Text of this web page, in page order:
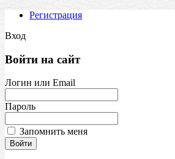
Регистрация
Вход
Войти на сайт
Логин или Email
Пароль
Запомнить меня